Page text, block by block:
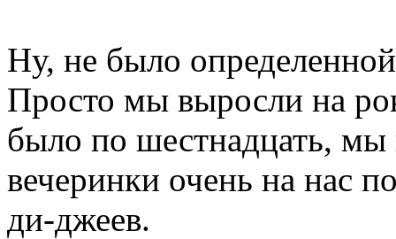
Ну, не было
Просто мы выросли на
было по шестнадцать, мы
вечеринки очень на нас
ди-джеев.